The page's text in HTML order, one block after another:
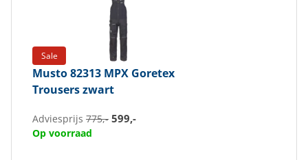
Sale
Musto82313 MPX Goretex
Trousers zwart
Adviesprijs 775,- 599,-
Op voorraad